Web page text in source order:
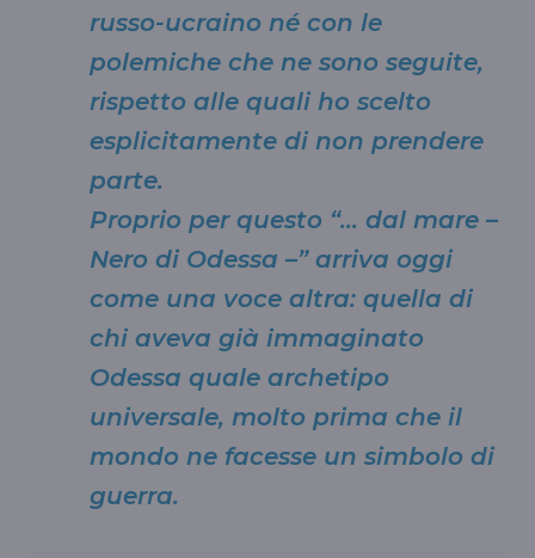
russo-ucraino né con le
polemiche che ne sono seguite,
rispetto alle quali ho scelto
esplicitamente di non prendere
parte.
Proprio per questo “… dal mare –
Nero di Odessa –” arriva oggi
come una voce altra: quella di
chi aveva già immaginato
Odessa quale archetipo
universale, molto prima che il
mondo ne facesse un simbolo di
guerra.